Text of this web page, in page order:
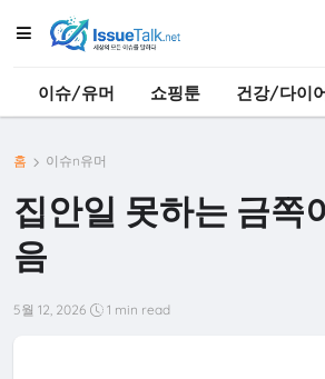
이슈/유머 쇼핑툰 건강/다이
홈 이슈n유머
집안일 못하는 금쪽
음
5월 12, 2026 1 min read